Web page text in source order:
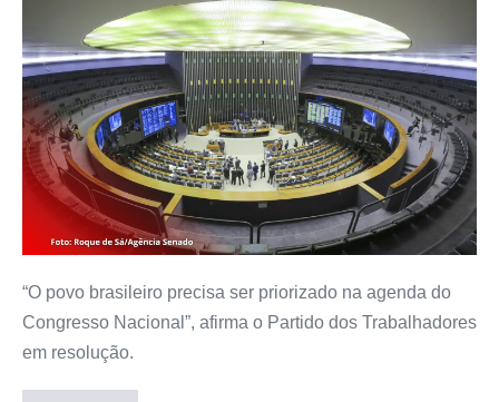
“O povo brasileiro precisa ser priorizado na agenda do
Congresso Nacional”, afirma o Partido dos Trabalhadores
em resolução.